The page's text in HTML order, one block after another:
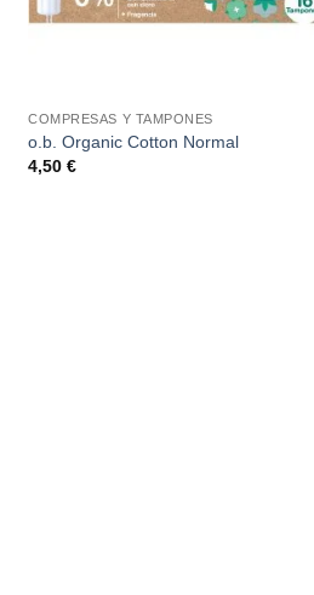
COMPRESAS Y TAMPONES
o.b. Organic Cotton Normal
4,50€